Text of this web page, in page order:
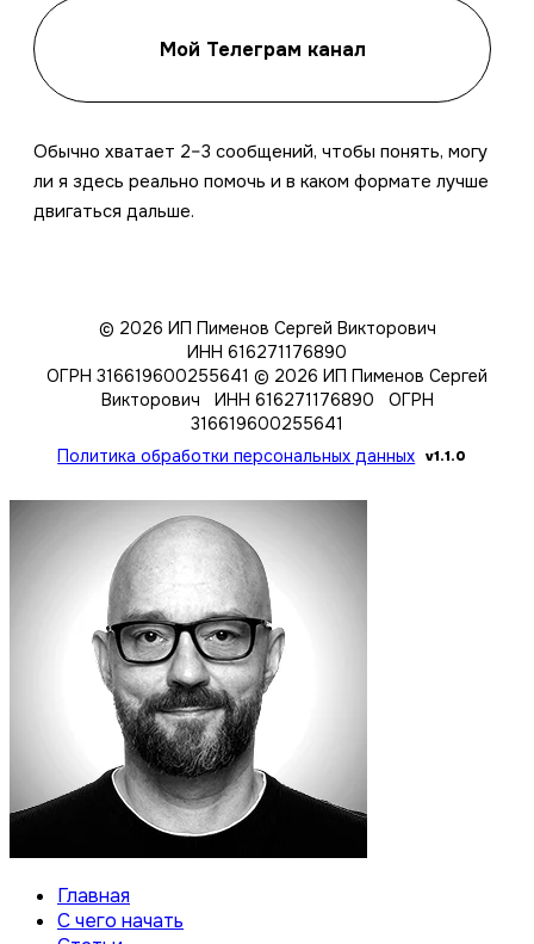
Мой Телеграм канал
Обычно хватает 2–3 сообщений, чтобы понять, могу
ли я здесь реально помочь и в каком формате лучше
двигаться дальше.
© 2026 ИП Пименов Сергей Викторович
ИНН 616271176890
ОГРН 316619600255641 © 2026 ИП Пименов Сергей
Викторович ИНН 616271176890 ОГРН
316619600255641
Политика обработки персональных данных v1.1.0
Главная
С чего начать